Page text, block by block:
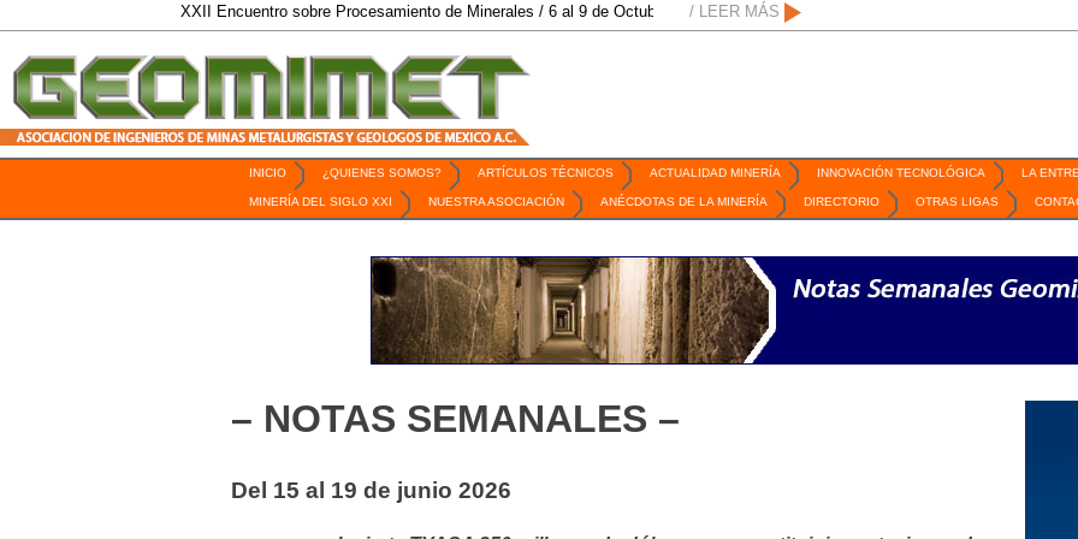
XXII Encuentro sobre Procesamiento de Minerales / 6 al 9 de Octubre de 2026 / San Luis Potosí, SLP / Mexico Mining Forum / 2 de
/ LEER MÁS
INICIO ¿QUIENES SOMOS? ARTÍCULOS TÉCNICOS ACTUALIDAD MINERÍA INNOVACIÓN TECNOLÓGICA LA
MINERÍA DEL SIGLO XXI NUESTRA ASOCIACIÓN ANÉCDOTAS DE LA MINERÍA DIRECTORIO OTRAS LIGAS
– NOTAS SEMANALES –
Del 15 al 19 de junio 2026